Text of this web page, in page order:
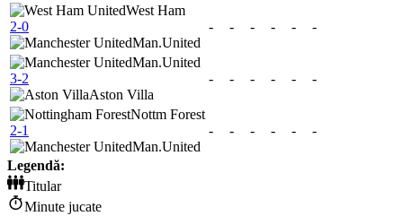
West Ham
2-0
Man.United
- - - - - -
Man.United
3-2
Aston Villa
- - - - - -
Nottm Forest
2-1
Man.United
- - - - - -
Legendă:
Titular
Minute jucate